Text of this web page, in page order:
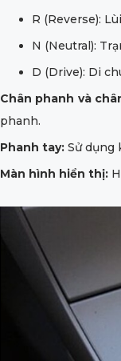
R (Reverse):
N (Neutral):
D (Drive): Di
Chân phanh và
phanh.
Phanh tay: Sử dụng
Màn hình hiển thị: